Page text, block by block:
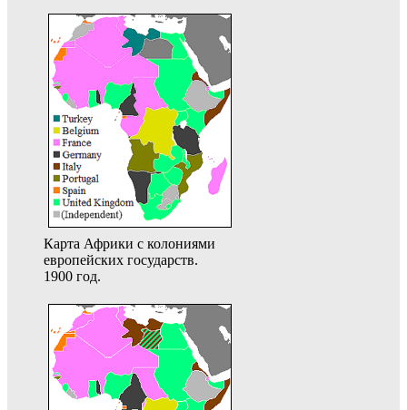
Карта Африки с колониями
европейских государств.
1900 год.